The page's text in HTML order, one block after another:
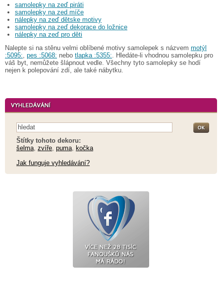
samolepky na zeď piráti
samolepky na zed míče
nálepky na zeď dětske motivy
samolepky na zeď dekorace do ložnice
nálepky na zeď pro děti
Nalepte si na stěnu velmi oblíbené motivy samolepek s názvem motýl
:5095: pes :5068: nebo tlapka :5355: . Hledáte-li vhodnou samolepku pro
váš byt, nemůžete šlápnout vedle. Všechny tyto samolepky se hodí
nejen k polepování zdí, ale také nábytku.
Štítky tohoto dekoru:
šelma zvíře puma kočka
Jak funguje vyhledávání?